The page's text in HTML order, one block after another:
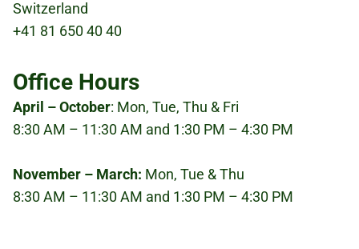
Bild
Switzerland
+41 81 650 40 40
Office Hours
April – October: Mon, Tue, Thu & Fri
8:30 AM – 11:30 AM and 1:30 PM – 4:30 PM
November – March: Mon, Tue & Thu
8:30 AM – 11:30 AM and 1:30 PM – 4:30 PM